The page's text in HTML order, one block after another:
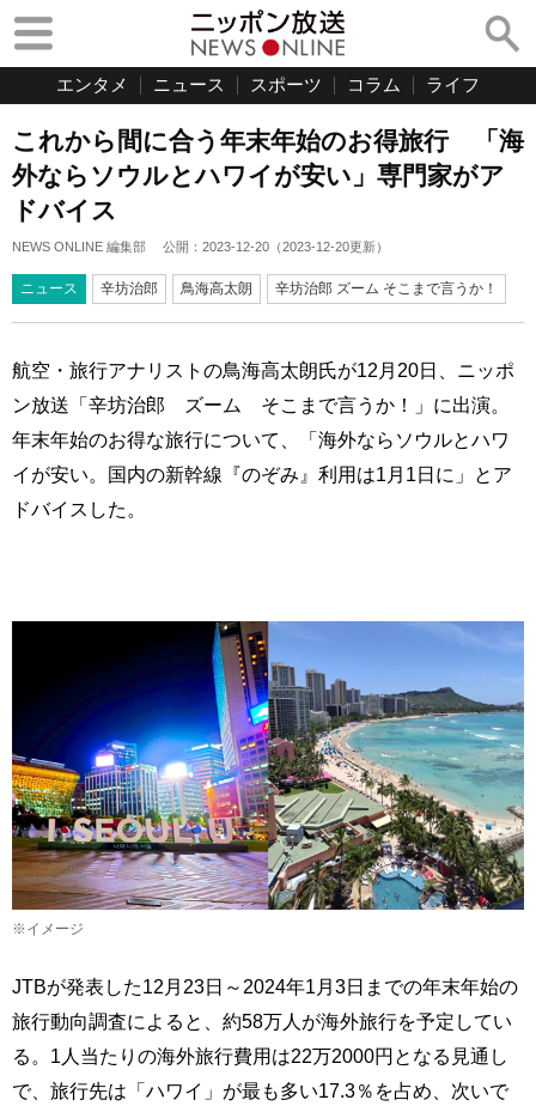
エンタメ ニュース スポーツ コラム ライフ
これから間に合う年末年始のお得旅行 「海
外ならソウルとハワイが安い」専門家がア
ドバイス
NEWS ONLINE 編集部 公開： 2023-12-20 （2023-12-20更新）
ニュース 辛坊治郎 鳥海高太朗 辛坊治郎 ズーム そこまで言うか！
航空・旅行アナリストの鳥海高太朗氏が12月20日、ニッポ
ン放送「辛坊治郎 ズーム そこまで言うか！」に出演。
年末年始のお得な旅行について、「海外ならソウルとハワ
イが安い。国内の新幹線『のぞみ』利用は1月1日に」とア
ドバイスした。
※イメージ
JTBが発表した12月23日～2024年1月3日までの年末年始の
旅行動向調査によると、約58万人が海外旅行を予定してい
る。1人当たりの海外旅行費用は22万2000円となる見通し
で、旅行先は「ハワイ」が最も多い17.3％を占め、次いで